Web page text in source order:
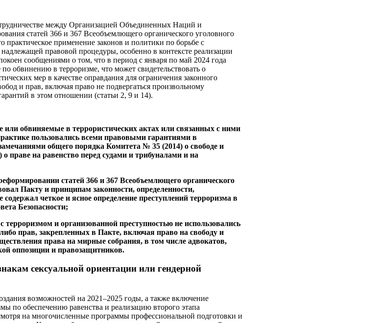
между Организацией Объединенных Наций и
статей 366 и 367 Всеобъемлющего органического уголовного
практическое применение законов и политики по борьбе с
правовой процедуры, особенно в контексте реализации
сообщениями о том, что в период с января по май 2024 года
обвинению в терроризме, что может свидетельствовать о
мер в качестве оправдания для ограничения законного
и прав, включая право не подвергаться произвольному
в этом отношении (статьи 2, 9 и 14).
или обвиняемые в террористических актах или связанных с ними
пользовались всеми правовыми гарантиями в
общего порядка Комитета № 35 (2014) о свободе и
праве на равенство перед судами и трибуналами и на
статей 366 и 367 Всеобъемлющего органического
Пакту и принципам законности, определенности,
содержал четкое и ясное определение преступлений терроризма в
Безопасности;
терроризмом и организованной преступностью не использовались
прав, закрепленных в Пакте, включая право на свободу и
права на мирные собрания, в том числе адвокатов,
оппозиции и правозащитников.
сексуальной ориентации или гендерной
возможностей на 2021–2025 годы, а также включение
по обеспечению равенства и реализацию второго этапа
на многочисленные программы профессиональной подготовки и